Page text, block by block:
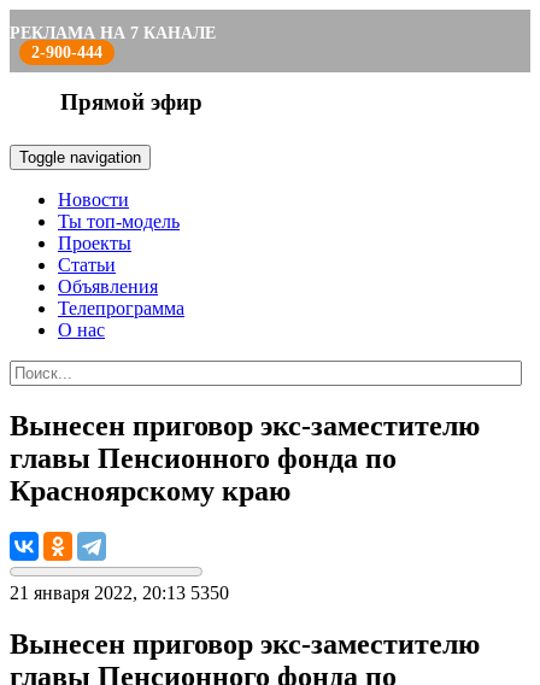
РЕКЛАМА НА 7 КАНАЛЕ
2-900-444
Прямой эфир
Toggle navigation
Новости
Ты топ-модель
Проекты
Статьи
Объявления
Телепрограмма
О нас
Вынесен приговор экс-заместителю
главы Пенсионного фонда по
Красноярскому краю
21 января 2022, 20:13 5350
Вынесен приговор экс-заместителю
главы Пенсионного фонда по